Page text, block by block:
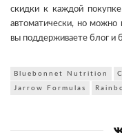
скидки к каждой
автоматически, но можно
вы поддерживаете блог и
Bluebonnet Nutrition
Jarrow Formulas